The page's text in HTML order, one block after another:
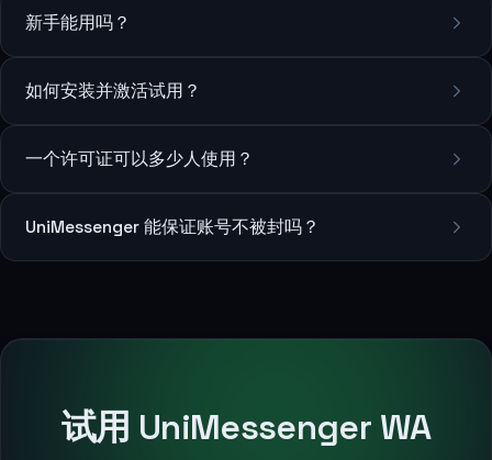
新手能用吗？
如何安装并激活试用？
一个许可证可以多少人使用？
UniMessenger 能保证账号不被封吗？
试用 UniMessenger WA